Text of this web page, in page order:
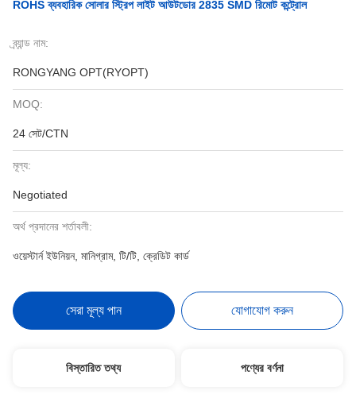
ROHS ব্যবহারিক সোলার স্ট্রিপ লাইট আউটডোর 2835 SMD রিমোট কন্ট্রোল
ব্র্যান্ড নাম:
RONGYANG OPT(RYOPT)
MOQ:
24 সেট/CTN
মূল্য:
Negotiated
অর্থ প্রদানের শর্তাবলী:
ওয়েস্টার্ন ইউনিয়ন, মানিগ্রাম, টি/টি, ক্রেডিট কার্ড
সেরা মূল্য পান যোগাযোগ করুন
বিস্তারিত তথ্য পণ্যের বর্ণনা